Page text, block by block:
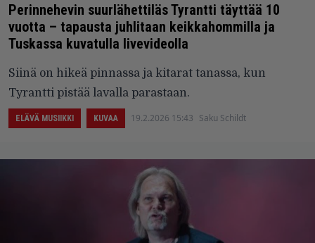
Perinnehevin suurlähettiläs Tyrantti täyttää 10
vuotta – tapausta juhlitaan keikkahommilla ja
Tuskassa kuvatulla livevideolla
Siinä on hikeä pinnassa ja kitarat tanassa, kun
Tyrantti pistää lavalla parastaan.
ELÄVÄ MUSIIKKI KUVAA 19.2.2026 15:43 Saku Schildt